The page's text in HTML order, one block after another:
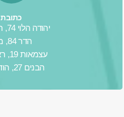
כתובת
יהודה הלוי 74, ראש העין
הדר 84, מתן
עצמאות 19, ראש העין
הבנים 27, הוד השרון